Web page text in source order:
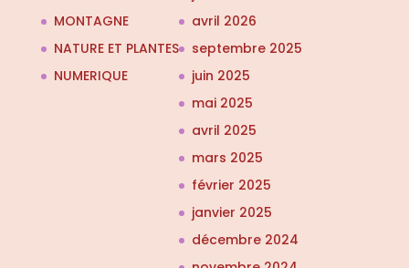
MONTAGNE
NATURE ET PLANTES
NUMERIQUE
avril 2026
septembre 2025
juin 2025
mai 2025
avril 2025
mars 2025
février 2025
janvier 2025
décembre 2024